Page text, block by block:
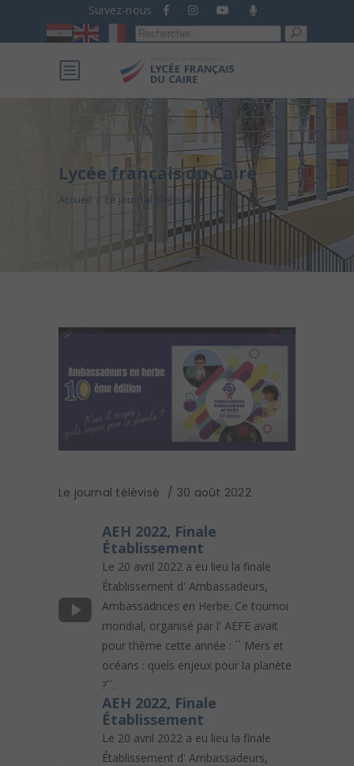
Suivez-nous
Recherche
pour :
Lycée français du Caire
Accueil / Le journal télévisé /
Le journal télévisé 30 août 2022
AEH 2022, Finale
Établissement
Le 20 avril 2022 a eu lieu la finale
Établissement d' Ambassadeurs,
Ambassadrices en Herbe. Ce tournoi
mondial, organisé par l' AEFE avait
pour thème cette année : `` Mers et
océans : quels enjeux pour la planète
?``.
AEH 2022, Finale
Établissement
Le 20 avril 2022 a eu lieu la finale
Établissement d' Ambassadeurs,